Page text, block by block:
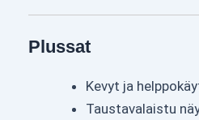
Plussat
Kevyt ja
Taustavalaistu